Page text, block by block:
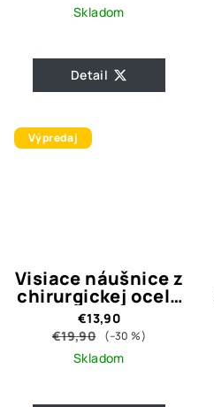
Skladom
Detail
Výpredaj
Visiace náušnice z
chirurgickej ocele
CC
€13,90
€19,90
(–30 %)
Skladom